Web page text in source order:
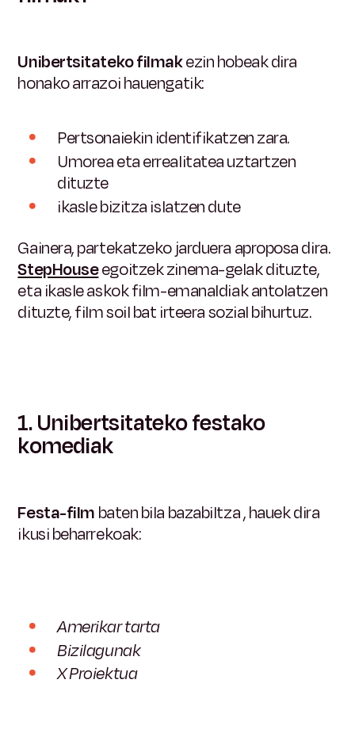
Unibertsitateko filmakezin hobeakdira
honako arrazoi hauengatik:
Pertsonaiekin identifikatzen zara.
Umorea eta errealitatea uztartzen
dituzte
ikasle bizitza islatzen dute
Gainera, partekatzeko jarduera aproposa dira.
StepHouseegoitzekzinema-gelak dituzte,
eta ikasle askok film-emanaldiak antolatzen
dituzte, film soil bat irteera sozial bihurtuz.
1. Unibertsitateko festako
komediak
Festa-film baten bila bazabiltza, hauek dira
ikusi beharrekoak:
Amerikar tarta
Bizilagunak
X Proiektua